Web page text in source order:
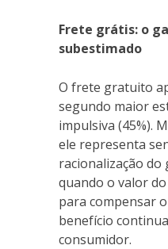
Frete grátis: o
subestimado
O frete gratuito
segundo maior
impulsiva (45%).
ele representa
racionalização do
quando o valor
para compensar
benefício
consumidor.